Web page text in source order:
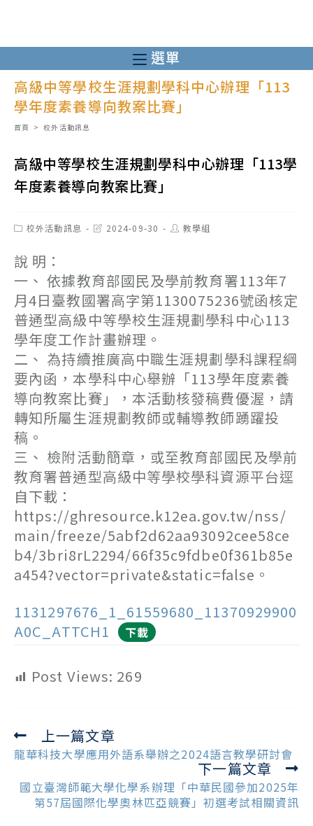
至
主
內
選單
高級中等學校生涯規劃學科中心辦理「113
學年度素養導向教案比賽」
首頁 > 校外活動訊息
高級中等學校生涯規劃學科中心辦理「113學
年度素養導向教案比賽」
Post校外活動訊息
Post2024-09-30
Post教學組
說 明：
一、 依據教育部國民及學前教育署113年7
月4日臺教國署高字第1130075236號函核定
普通型高級中等學校生涯規劃學科中心113
學年度工作計畫辦理。
二、 為持續推廣高中職生涯規劃學科課程綱
要內函，本學科中心舉辦「113學年度素養
導向教案比賽」，本活動核發稿費優渥，請
轉知所屬生涯規劃教師或輔導教師踴躍投
稿。
三、 檢附活動簡章，或至教育部國民及學前
教育署普通型高級中等學校學科資源平台逕
自下載：
https://ghresource.k12ea.gov.tw/nss/
main/freeze/5abf2d62aa93092cee58ce
b4/3bri8rL2294/66f35c9fdbe0f361b85e
a454?vector=private&static=false。
1131297676_1_61559680_11370929900
A0C_ATTCH1
下載
Post Views: 269
Read
more
上一篇文章
龍華科技大學應用外語系舉辦之2024語言教學研討會
下一篇文章
國立臺灣師範大學化學系辦理「中華民國參加2025年
第57屆國際化學奧林匹亞競賽」初選考試相關資訊